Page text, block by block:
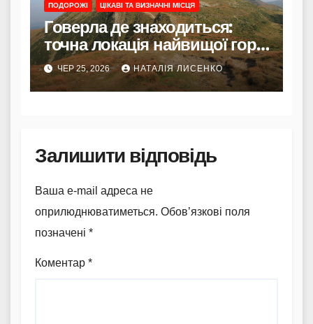
ПОДОРОЖІ ЦІКАВІ ТА ВИЗНАЧНІ МІСЦЯ
Говерла де знаходиться:
точна локація найвищої гори
України та повний гід для
мандрівників
ЧЕР 25, 2026 НАТАЛІЯ ЛИСЕНКО
Залишити відповідь
Ваша e-mail адреса не
оприлюднюватиметься. Обов’язкові поля
позначені *
Коментар *